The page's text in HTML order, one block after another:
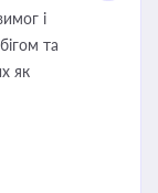
і
та
як